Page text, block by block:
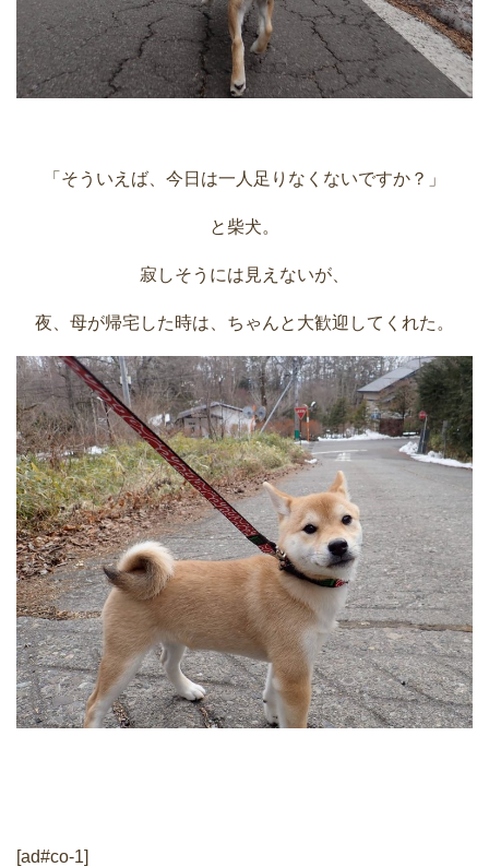
「そういえば、今日は一人足りなくないですか？」
と柴犬。
寂しそうには見えないが、
夜、母が帰宅した時は、ちゃんと大歓迎してくれた。
[ad#co-1]